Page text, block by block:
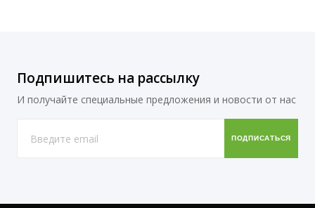
Подпишитесь на рассылку
И получайте специальные предложения и новости от нас